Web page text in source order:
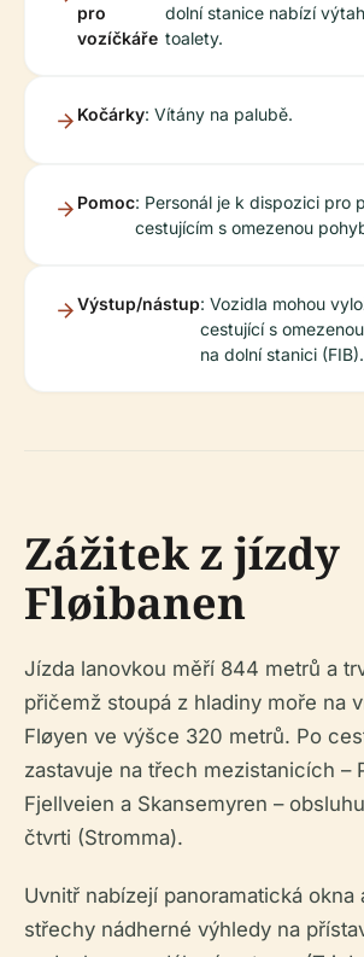
pro
vozíčkáře
dolní stanice nabízí
toalety.
Kočárky: Vítány na palubě.
Pomoc: Personál je k dispozici pro
cestujícím s omezenou
Výstup/nástup: Vozidla mohou
cestující s
na dolní stanici (FIB).
Zážitek z jízdy
Fløibanen
Jízda lanovkou měří 844 metrů a
přičemž stoupá z hladiny moře na
Fløyen ve výšce 320 metrů. Po
zastavuje na třech mezistanicích –
Fjellveien a Skansemyren –
čtvrti (Stromma).
Uvnitř nabízejí panoramatická okna
střechy nádherné výhledy na